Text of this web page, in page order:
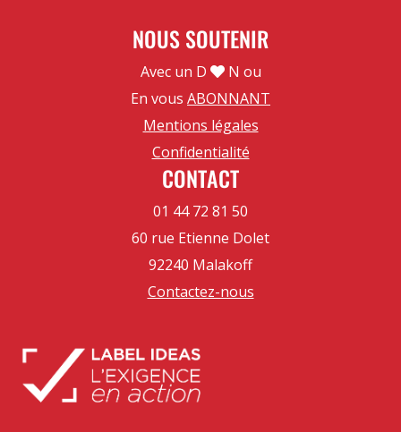
NOUS SOUTENIR
Avec un D
N ou
En vous ABONNANT
Mentions légales
Confidentialité
CONTACT
01 44 72 81 50
60 rue Etienne Dolet
92240 Malakoff
Contactez-nous